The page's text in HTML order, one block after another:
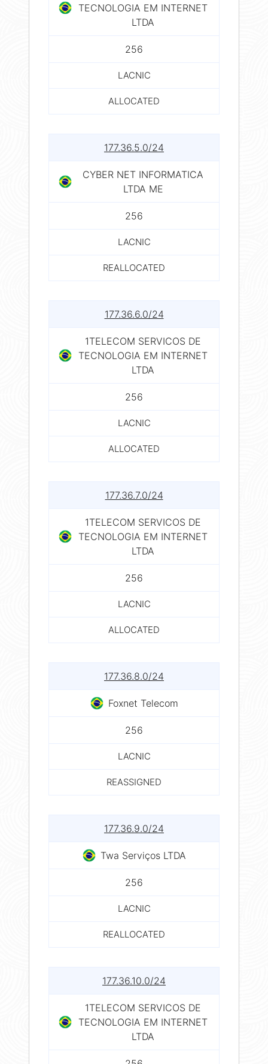
TECNOLOGIA EM INTERNET
LTDA
256
LACNIC
ALLOCATED
177.36.5.0/24
CYBER NET INFORMATICA
LTDA ME
256
LACNIC
REALLOCATED
177.36.6.0/24
1TELECOM SERVICOS DE
TECNOLOGIA EM INTERNET
LTDA
256
LACNIC
ALLOCATED
177.36.7.0/24
1TELECOM SERVICOS DE
TECNOLOGIA EM INTERNET
LTDA
256
LACNIC
ALLOCATED
177.36.8.0/24
Foxnet Telecom
256
LACNIC
REASSIGNED
177.36.9.0/24
Twa Serviços LTDA
256
LACNIC
REALLOCATED
177.36.10.0/24
1TELECOM SERVICOS DE
TECNOLOGIA EM INTERNET
LTDA